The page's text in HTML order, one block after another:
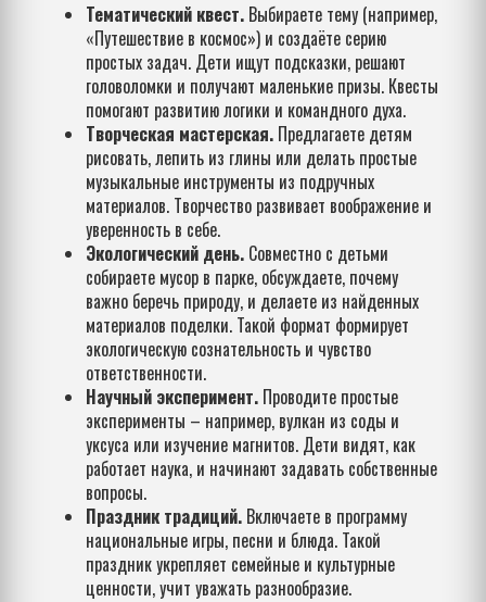
Тематический квест. Выбираете тему (например,
«Путешествие в космос») и создаёте серию
простых задач. Дети ищут подсказки, решают
головоломки и получают маленькие призы. Квесты
помогают развитию логики и командного духа.
Творческая мастерская. Предлагаете детям
рисовать, лепить из глины или делать простые
музыкальные инструменты из подручных
материалов. Творчество развивает воображение и
уверенность в себе.
Экологический день. Совместно с детьми
собираете мусор в парке, обсуждаете, почему
важно беречь природу, и делаете из найденных
материалов поделки. Такой формат формирует
экологическую сознательность и чувство
ответственности.
Научный эксперимент. Проводите простые
эксперименты – например, вулкан из соды и
уксуса или изучение магнитов. Дети видят, как
работает наука, и начинают задавать собственные
вопросы.
Праздник традиций. Включаете в программу
национальные игры, песни и блюда. Такой
праздник укрепляет семейные и культурные
ценности, учит уважать разнообразие.